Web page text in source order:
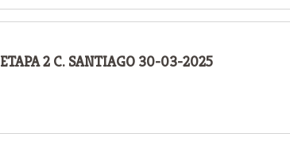
ETAPA 2 C. SANTIAGO 30-03-2025